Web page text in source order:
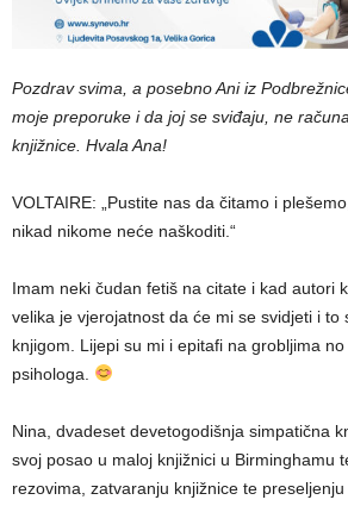
Pozdrav svima, a posebno Ani iz
moje preporuke i da joj se sviđaju, ne
knjižnice. Hvala Ana!
VOLTAIRE: „Pustite nas da čitamo i
nikad nikome neće naškoditi.“
Imam neki čudan fetiš na citate i kad autori
velika je vjerojatnost da će mi se svidjeti i to
knjigom. Lijepi su mi i epitafi na grobljima
psihologa.
Nina, dvadeset devetogodišnja simpatična
svoj posao u maloj knjižnici u Birminghamu
rezovima, zatvaranju knjižnice te preseljenju